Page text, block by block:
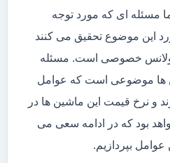
مسئله ای که مورد توجه
این موضوع تحقیق می کنند
خصوصی است. مسئله
ها موضوعی است که عوامل
و نرخ قیمت این ماشین ها در
بود که در ادامه سعی می
بپردازیم.